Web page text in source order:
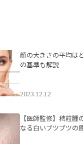
顔の大きさの平均は
の基準も解説
2023.12.12
【医師監修】稗粒
なる白いブツブツの